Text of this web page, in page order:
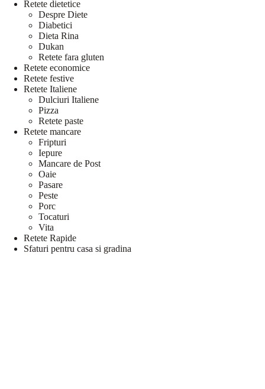
Retete dietetice
Despre Diete
Diabetici
Dieta Rina
Dukan
Retete fara gluten
Retete economice
Retete festive
Retete Italiene
Dulciuri Italiene
Pizza
Retete paste
Retete mancare
Fripturi
Iepure
Mancare de Post
Oaie
Pasare
Peste
Porc
Tocaturi
Vita
Retete Rapide
Sfaturi pentru casa si gradina